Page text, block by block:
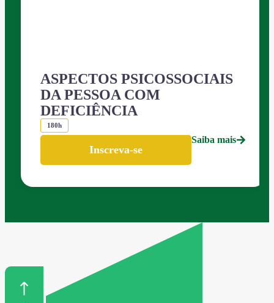
ASPECTOS PSICOSSOCIAIS
DA PESSOA COM
DEFICIÊNCIA
180h
Inscreva-se
Saiba mais